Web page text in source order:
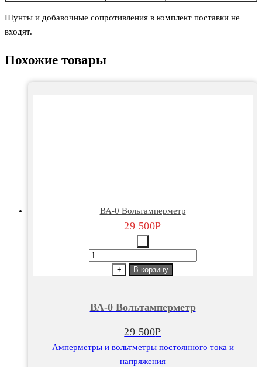
Шунты и добавочные сопротивления в комплект поставки не
входят.
Похожие товары
ВА-0 Вольтамперметр
29 500Р
-
Количество
+ В корзину
ВА-0 Вольтамперметр
29 500Р
Амперметры и вольтметры постоянного тока и
напряжения